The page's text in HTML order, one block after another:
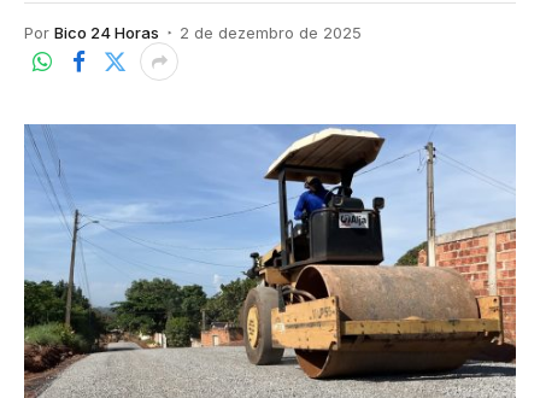
Por Bico 24 Horas 2 de dezembro de 2025